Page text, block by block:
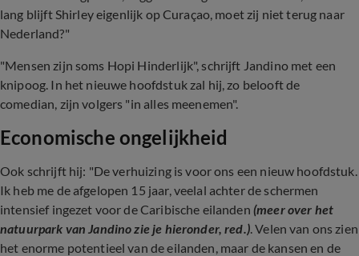
lang blijft Shirley eigenlijk op Curaçao, moet zij niet terug naar
Nederland?"
"Mensen zijn soms Hopi Hinderlijk", schrijft Jandino met een
knipoog. In het nieuwe hoofdstuk zal hij, zo belooft de
comedian, zijn volgers "in alles meenemen".
Economische ongelijkheid
Ook schrijft hij: "De verhuizing is voor ons een nieuw hoofdstuk.
Ik heb me de afgelopen 15 jaar, veelal achter de schermen
intensief ingezet voor de Caribische eilanden (meer over het
natuurpark van Jandino zie je hieronder, red.). Velen van ons zien
het enorme potentieel van de eilanden, maar de kansen en de